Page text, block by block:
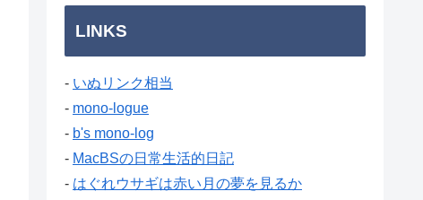
LINKS
- いぬリンク相当
- mono-logue
- b's mono-log
- MacBSの日常生活的日記
- はぐれウサギは赤い月の夢を見るか